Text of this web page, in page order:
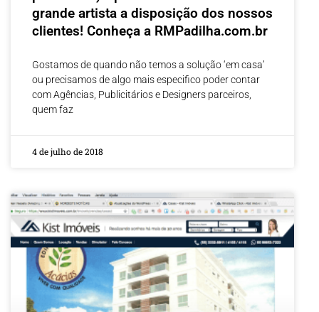
grande artista a disposição dos nossos
clientes! Conheça a RMPadilha.com.br
Gostamos de quando não temos a solução ‘em casa’
ou precisamos de algo mais especifico poder contar
com Agências, Publicitários e Designers parceiros,
quem faz
4 de julho de 2018